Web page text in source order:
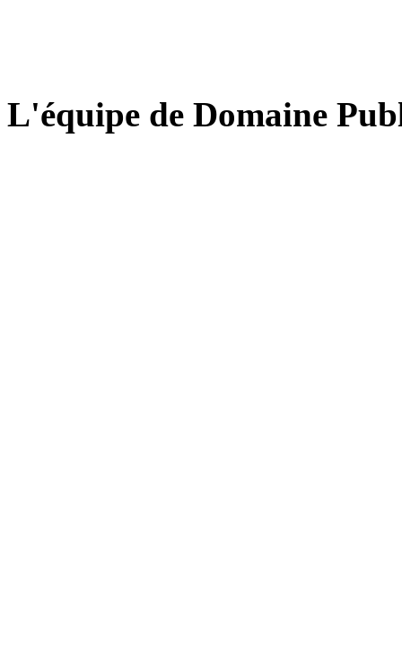
L'équipe de Domaine